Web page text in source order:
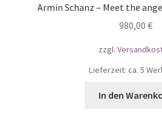
Armin Schanz – Meet the
980,00 €
zzgl.
Lieferzeit: ca. 5
In den